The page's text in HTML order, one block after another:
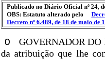
Publicado no Diário Oficial nº 24,
OBS: Estatuto alterado pelo
Decreto nº 6.489, de 18 de maio de
O
GOVERNADOR DO
da atribuição que lhe